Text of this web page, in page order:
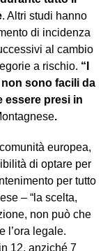
. Altri studi hanno
di incidenza
al cambio
a rischio. “I
sono facili da
essere presi in
.
europea,
di optare per
per tutto
– “la scelta,
non può che
l’ora legale.
12, anziché 7